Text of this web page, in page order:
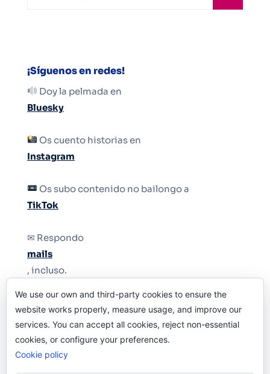
¡Síguenos en redes!
Doy la pelmada en
Bluesky
Os cuento historias en
Instagram
Os subo contenido no bailongo a
TikTok
✉ Respondo
mails
, incluso.
Y si una persona no puede tener teléfono, que
le quiten el teléfono.
We use our own and third-party cookies to ensure the
website works properly, measure usage, and improve our
services. You can accept all cookies, reject non-essential
cookies, or configure your preferences.
Cookie policy